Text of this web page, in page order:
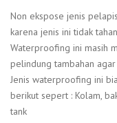
Non ekspose jenis
karena jenis ini tidak
Waterproofing ini masih
pelindung tambahan
Jenis waterproofing ini
berikut sepert : Kolam,
tank